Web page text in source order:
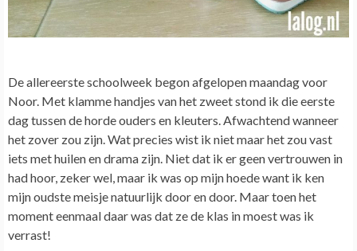
De allereerste schoolweek begon afgelopen maandag voor
Noor. Met klamme handjes van het zweet stond ik die eerste
dag tussen de horde ouders en kleuters. Afwachtend wanneer
het zover zou zijn. Wat precies wist ik niet maar het zou vast
iets met huilen en drama zijn. Niet dat ik er geen vertrouwen in
had hoor, zeker wel, maar ik was op mijn hoede want ik ken
mijn oudste meisje natuurlijk door en door. Maar toen het
moment eenmaal daar was dat ze de klas in moest was ik
verrast!